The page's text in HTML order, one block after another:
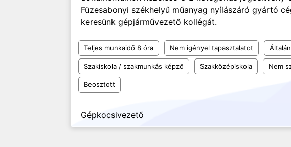
Füzesabonyi székhelyű műanyag nyílászáró gyártó
keresünk gépjárművezető kollégát.
Teljes munkaidő 8 óra Nem igényel tapasztalatot
Szakiskola / szakmunkás képző Szakközépiskola Nem
Beosztott
Gépkocsivezető